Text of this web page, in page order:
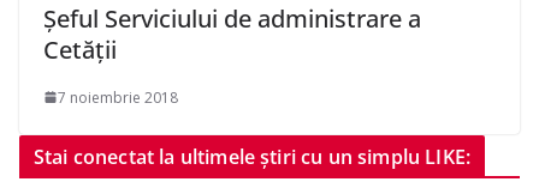
Șeful Serviciului de administrare a
Cetății
7 noiembrie 2018
Stai conectat la ultimele știri cu un simplu LIKE: